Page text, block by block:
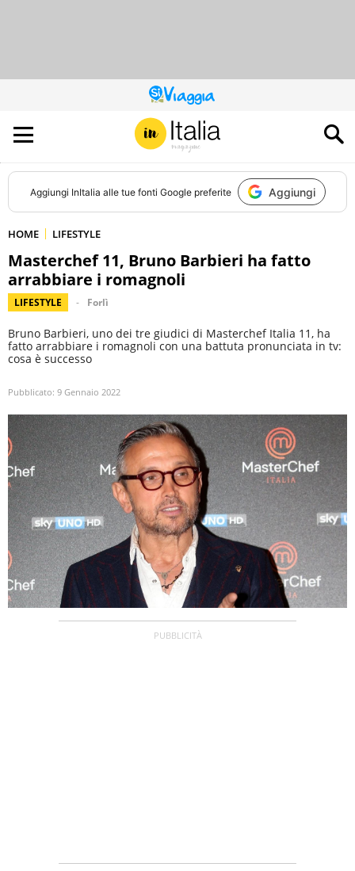
QUESTO
SITO
CONTRIBUISCE
ALL’AUDIENCE
DI
Aggiungi InItalia alle tue fonti Google preferite Aggiungi
HOME LIFESTYLE
Masterchef 11, Bruno Barbieri ha fatto
arrabbiare i romagnoli
LIFESTYLE Forlì
Bruno Barbieri, uno dei tre giudici di Masterchef Italia 11, ha
fatto arrabbiare i romagnoli con una battuta pronunciata in tv:
cosa è successo
Pubblicato: 9 Gennaio 2022